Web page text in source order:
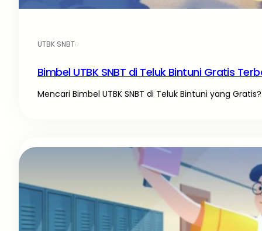
UTBK SNBT·
Bimbel UTBK SNBT di Teluk Bintuni Gratis
Mencari Bimbel UTBK SNBT di Teluk Bintuni yang